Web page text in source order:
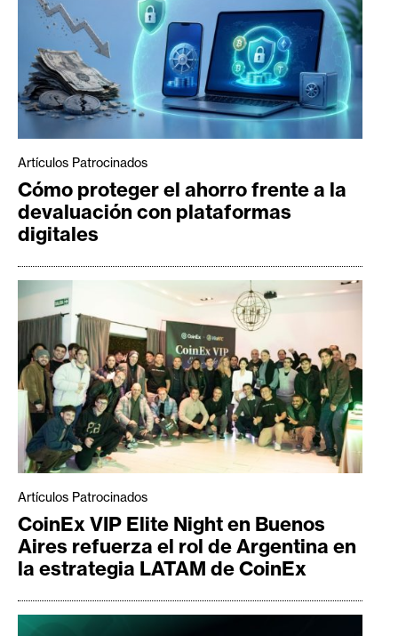
Artículos Patrocinados
Cómo proteger el ahorro frente a la
devaluación con plataformas
digitales
Artículos Patrocinados
CoinEx VIP Elite Night en Buenos
Aires refuerza el rol de Argentina en
la estrategia LATAM de CoinEx